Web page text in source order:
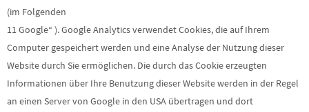
(im Folgenden
11 Google“ ). Google Analytics verwendet Cookies, die auf Ihrem
Computer gespeichert werden und eine Analyse der Nutzung dieser
Website durch Sie ermöglichen. Die durch das Cookie erzeugten
Informationen über Ihre Benutzung dieser Website werden in der Regel
an einen Server von Google in den USA übertragen und dort